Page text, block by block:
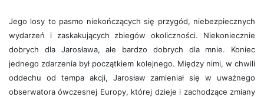
Jego losy to pasmo niekończących się przygód, niebezpiecznych
wydarzeń i zaskakujących zbiegów okoliczności. Niekoniecznie
dobrych dla Jarosława, ale bardzo dobrych dla mnie. Koniec
jednego zdarzenia był początkiem kolejnego. Między nimi, w chwili
oddechu od tempa akcji, Jarosław zamieniał się w uważnego
obserwatora ówczesnej Europy, której dzieje i zachodzące zmiany